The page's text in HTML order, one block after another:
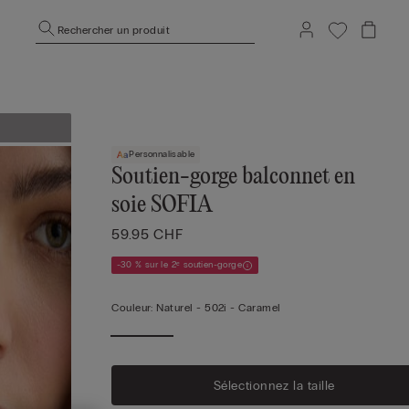
Rechercher un produit
Personnalisable
Soutien-gorge balconnet en
soie SOFIA
59.95 CHF
-30 % sur le 2ᵉ soutien-gorge
Couleur: Naturel -502i - Caramel
Sélectionnez la taille